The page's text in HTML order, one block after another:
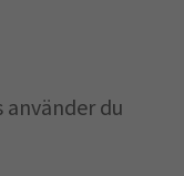
du